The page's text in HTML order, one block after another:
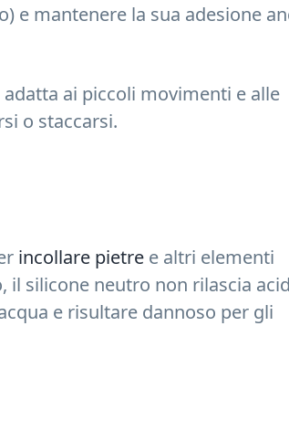
e mantenere la sua adesione
ai piccoli movimenti e alle
o staccarsi.
incollare pietre e altri elementi
il silicone neutro non rilascia
e risultare dannoso per gli